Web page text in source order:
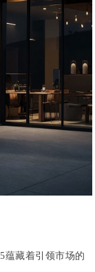
蕴藏着引领市场的